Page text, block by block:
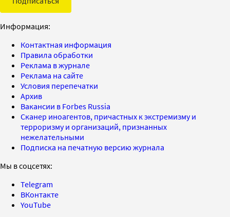
Информация:
Контактная информация
Правила обработки
Реклама в журнале
Реклама на сайте
Условия перепечатки
Архив
Вакансии в Forbes Russia
Сканер иноагентов, причастных к экстремизму и
терроризму и организаций, признанных
нежелательными
Подписка на печатную версию журнала
Мы в соцсетях:
Telegram
ВКонтакте
YouTube